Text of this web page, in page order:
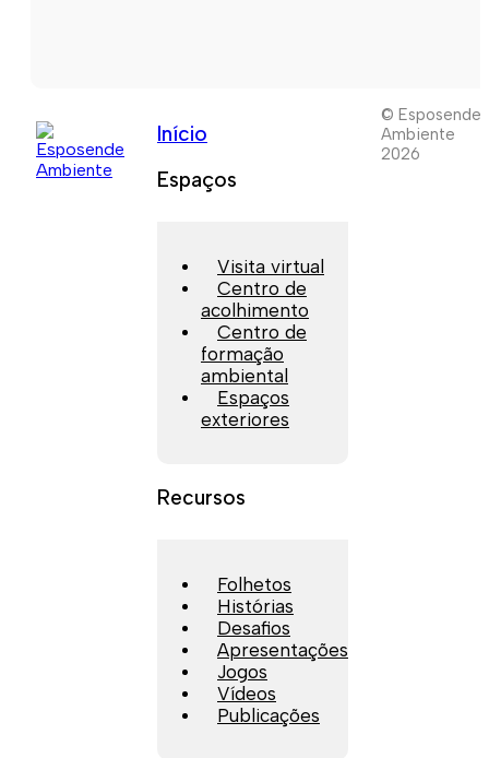
Início
Espaços
Visita virtual
Centro de
acolhimento
Centro de
formação
ambiental
Espaços
exteriores
Recursos
Folhetos
Histórias
Desafios
Apresentações
Jogos
Vídeos
Publicações
© Esposende
Ambiente
2026